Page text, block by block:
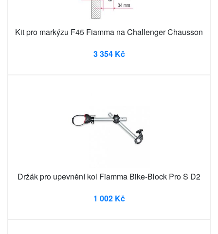
Kit pro markýzu F45 Fiamma na Challenger Chausson
3 354 Kč
Držák pro upevnění kol Fiamma Bike-Block Pro S D2
1 002 Kč